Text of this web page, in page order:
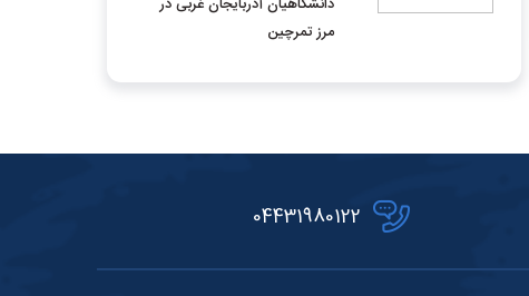
دانشگاهیان آذربایجان غربی در
مرز تمرچین
04431980122